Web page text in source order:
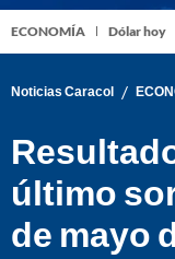
ECONOMÍA Dólar hoy
Noticias Caracol /
último
de mayo